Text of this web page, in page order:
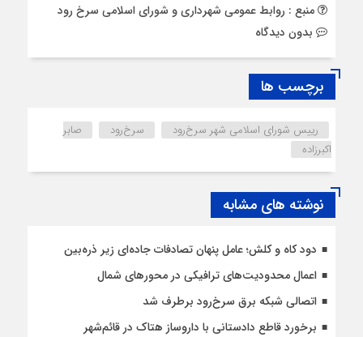
منبع : روابط عمومی شهرداری و شورای اسلامی سرخ رود
بدون دیدگاه
برچسب ها
رییس شورای اسلامی شهر سرخ‌رود سرخ‌رود
صابر
اکبرزاده
نوشته های مشابه
دود کاه و کلش؛ عامل پنهان تصادفات جاده‌ای زیر ذره‌بین
اعمال محدودیت‌‌های ترافیکی در محورهای شمال
اتصالی شبکه برق سرخ‌رود برطرف شد
برخورد قاطع دادستانی با داروساز هتاک در قائم‌شهر